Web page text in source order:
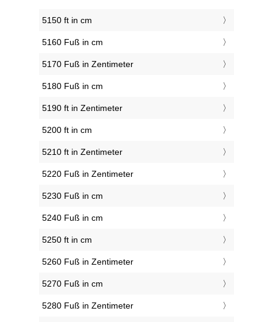
5150 ft in cm
5160 Fuß in cm
5170 Fuß in Zentimeter
5180 Fuß in cm
5190 ft in Zentimeter
5200 ft in cm
5210 ft in Zentimeter
5220 Fuß in Zentimeter
5230 Fuß in cm
5240 Fuß in cm
5250 ft in cm
5260 Fuß in Zentimeter
5270 Fuß in cm
5280 Fuß in Zentimeter